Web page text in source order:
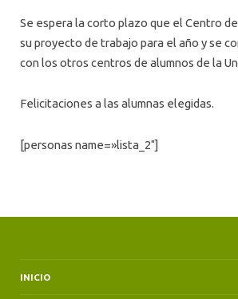
Se espera la corto plazo que el Centro
su proyecto de trabajo para el año y se
con los otros centros de alumnos de la
Felicitaciones a las alumnas elegidas.
[personas name=»lista_2″]
INICIO